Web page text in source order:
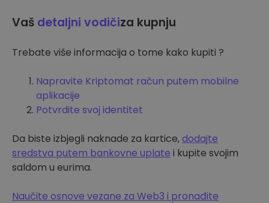
Vaš detaljni vodičiza kupnju
Trebate više informacija o tome kako kupiti ?
Napravite Kriptomat račun putem mobilne
aplikacije
Potvrdite svoj identitet
Da biste izbjegli naknade za kartice,dodajte
sredstva putem bankovne uplate i kupite svojim
saldom u eurima.
Naučite osnove vezane za Web3 i pronađite